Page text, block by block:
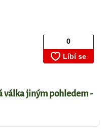
válka jiným pohledem -